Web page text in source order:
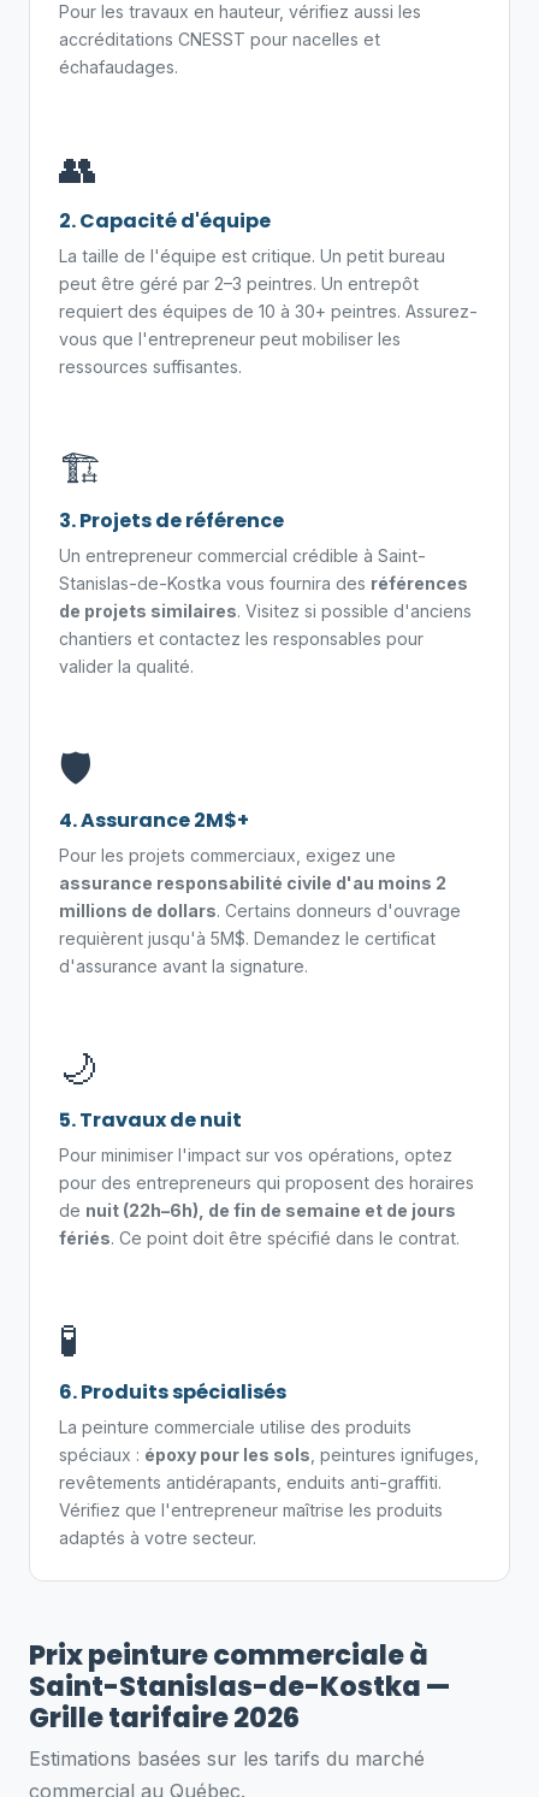
Pour les travaux en hauteur, vérifiez aussi les
accréditations CNESST pour nacelles et
échafaudages.
👥
2. Capacité d'équipe
La taille de l'équipe est critique. Un petit bureau
peut être géré par 2–3 peintres. Un entrepôt
requiert des équipes de 10 à 30+ peintres. Assurez-
vous que l'entrepreneur peut mobiliser les
ressources suffisantes.
🏗️
3. Projets de référence
Un entrepreneur commercial crédible à Saint-
Stanislas-de-Kostka vous fournira des références
de projets similaires. Visitez si possible d'anciens
chantiers et contactez les responsables pour
valider la qualité.
🛡️
4. Assurance 2M$+
Pour les projets commerciaux, exigez une
assurance responsabilité civile d'au moins 2
millions de dollars. Certains donneurs d'ouvrage
requièrent jusqu'à 5M$. Demandez le certificat
d'assurance avant la signature.
🌙
5. Travaux de nuit
Pour minimiser l'impact sur vos opérations, optez
pour des entrepreneurs qui proposent des horaires
de nuit (22h–6h), de fin de semaine et de jours
fériés. Ce point doit être spécifié dans le contrat.
🧪
6. Produits spécialisés
La peinture commerciale utilise des produits
spéciaux : époxy pour les sols , peintures ignifuges,
revêtements antidérapants, enduits anti-graffiti.
Vérifiez que l'entrepreneur maîtrise les produits
adaptés à votre secteur.
Prix peinture commerciale à
Saint-Stanislas-de-Kostka —
Grille tarifaire 2026
Estimations basées sur les tarifs du marché
commercial au Québec.